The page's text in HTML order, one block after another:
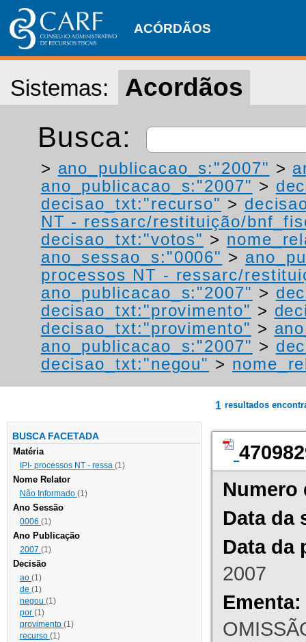
ACÓRDÃOS
Sistemas: Acordãos
Busca:
> ano_publicacao_s:"2007" >
ano_publicacao_s:"2007" >
decisao_txt:"recurso" >
NT - ressarc/restituição/
decisao_txt:"votos" >
ano_sessao_s:"0006" >
processos NT - ressarc/
ano_publicacao_s:"2007" >
decisao_txt:"provimento" >
decisao_txt:"provimento" >
ano_publicacao_s:"2007" >
decisao_txt:"negou" >
BUSCA FACETADA
Matéria
IPI- processos NT - ressa (1)
Nome Relator
Não Informado (1)
Ano Sessão
0006 (1)
Ano Publicação
2007 (1)
Decisão
ao (1)
de (1)
negou (1)
por (1)
provimento (1)
recurso (1)
1 resultados
Numero
Data da
Data da
2007
Ementa: